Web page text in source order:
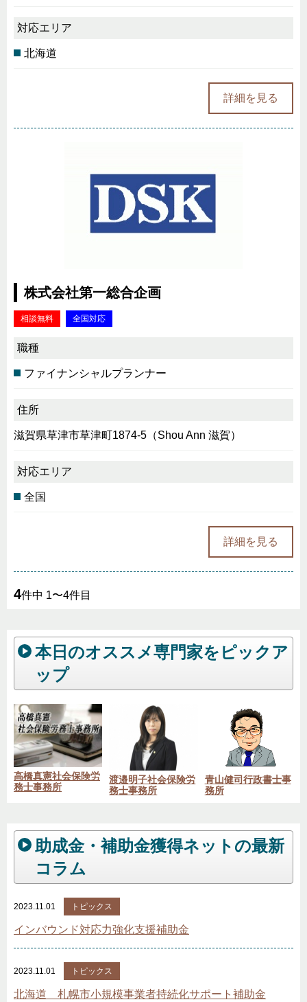
対応エリア
北海道
詳細を見る
株式会社第一総合企画
相談無料 全国対応
職種
ファイナンシャルプランナー
住所
滋賀県草津市草津町1874-5（Shou Ann 滋賀）
対応エリア
全国
詳細を見る
4件中 1〜4件目
本日のオススメ専門家をピックア
ップ
高橋真憲社会保険労
務士事務所
渡邉明子社会保険労
務士事務所
青山健司行政書士事
務所
助成金・補助金獲得ネットの最新
コラム
2023.11.01 トピックス
インバウンド対応力強化支援補助金
2023.11.01 トピックス
北海道 札幌市小規模事業者持続化サポート補助金